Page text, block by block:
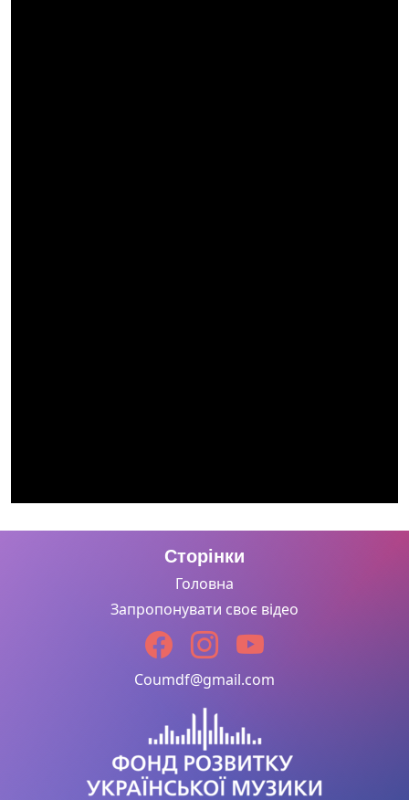
Сторінки
Головна
Запропонувати своє відео
Coumdf@gmail.com